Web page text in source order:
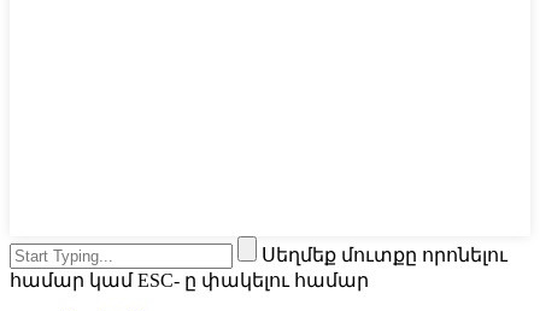
Սեղմեք մուտքը որոնելու
համար կամ ESC- ը փակելու համար